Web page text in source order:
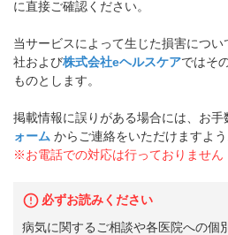
に直接ご確認ください。
当サービスによって生じた損害につ
社および株式会社eヘルスケアではそ
ものとします。
掲載情報に誤りがある場合には、お手
ォーム からご連絡をいただけますよう
※お電話での対応は行っておりません
必ずお読みください
病気に関するご相談や各医院への個